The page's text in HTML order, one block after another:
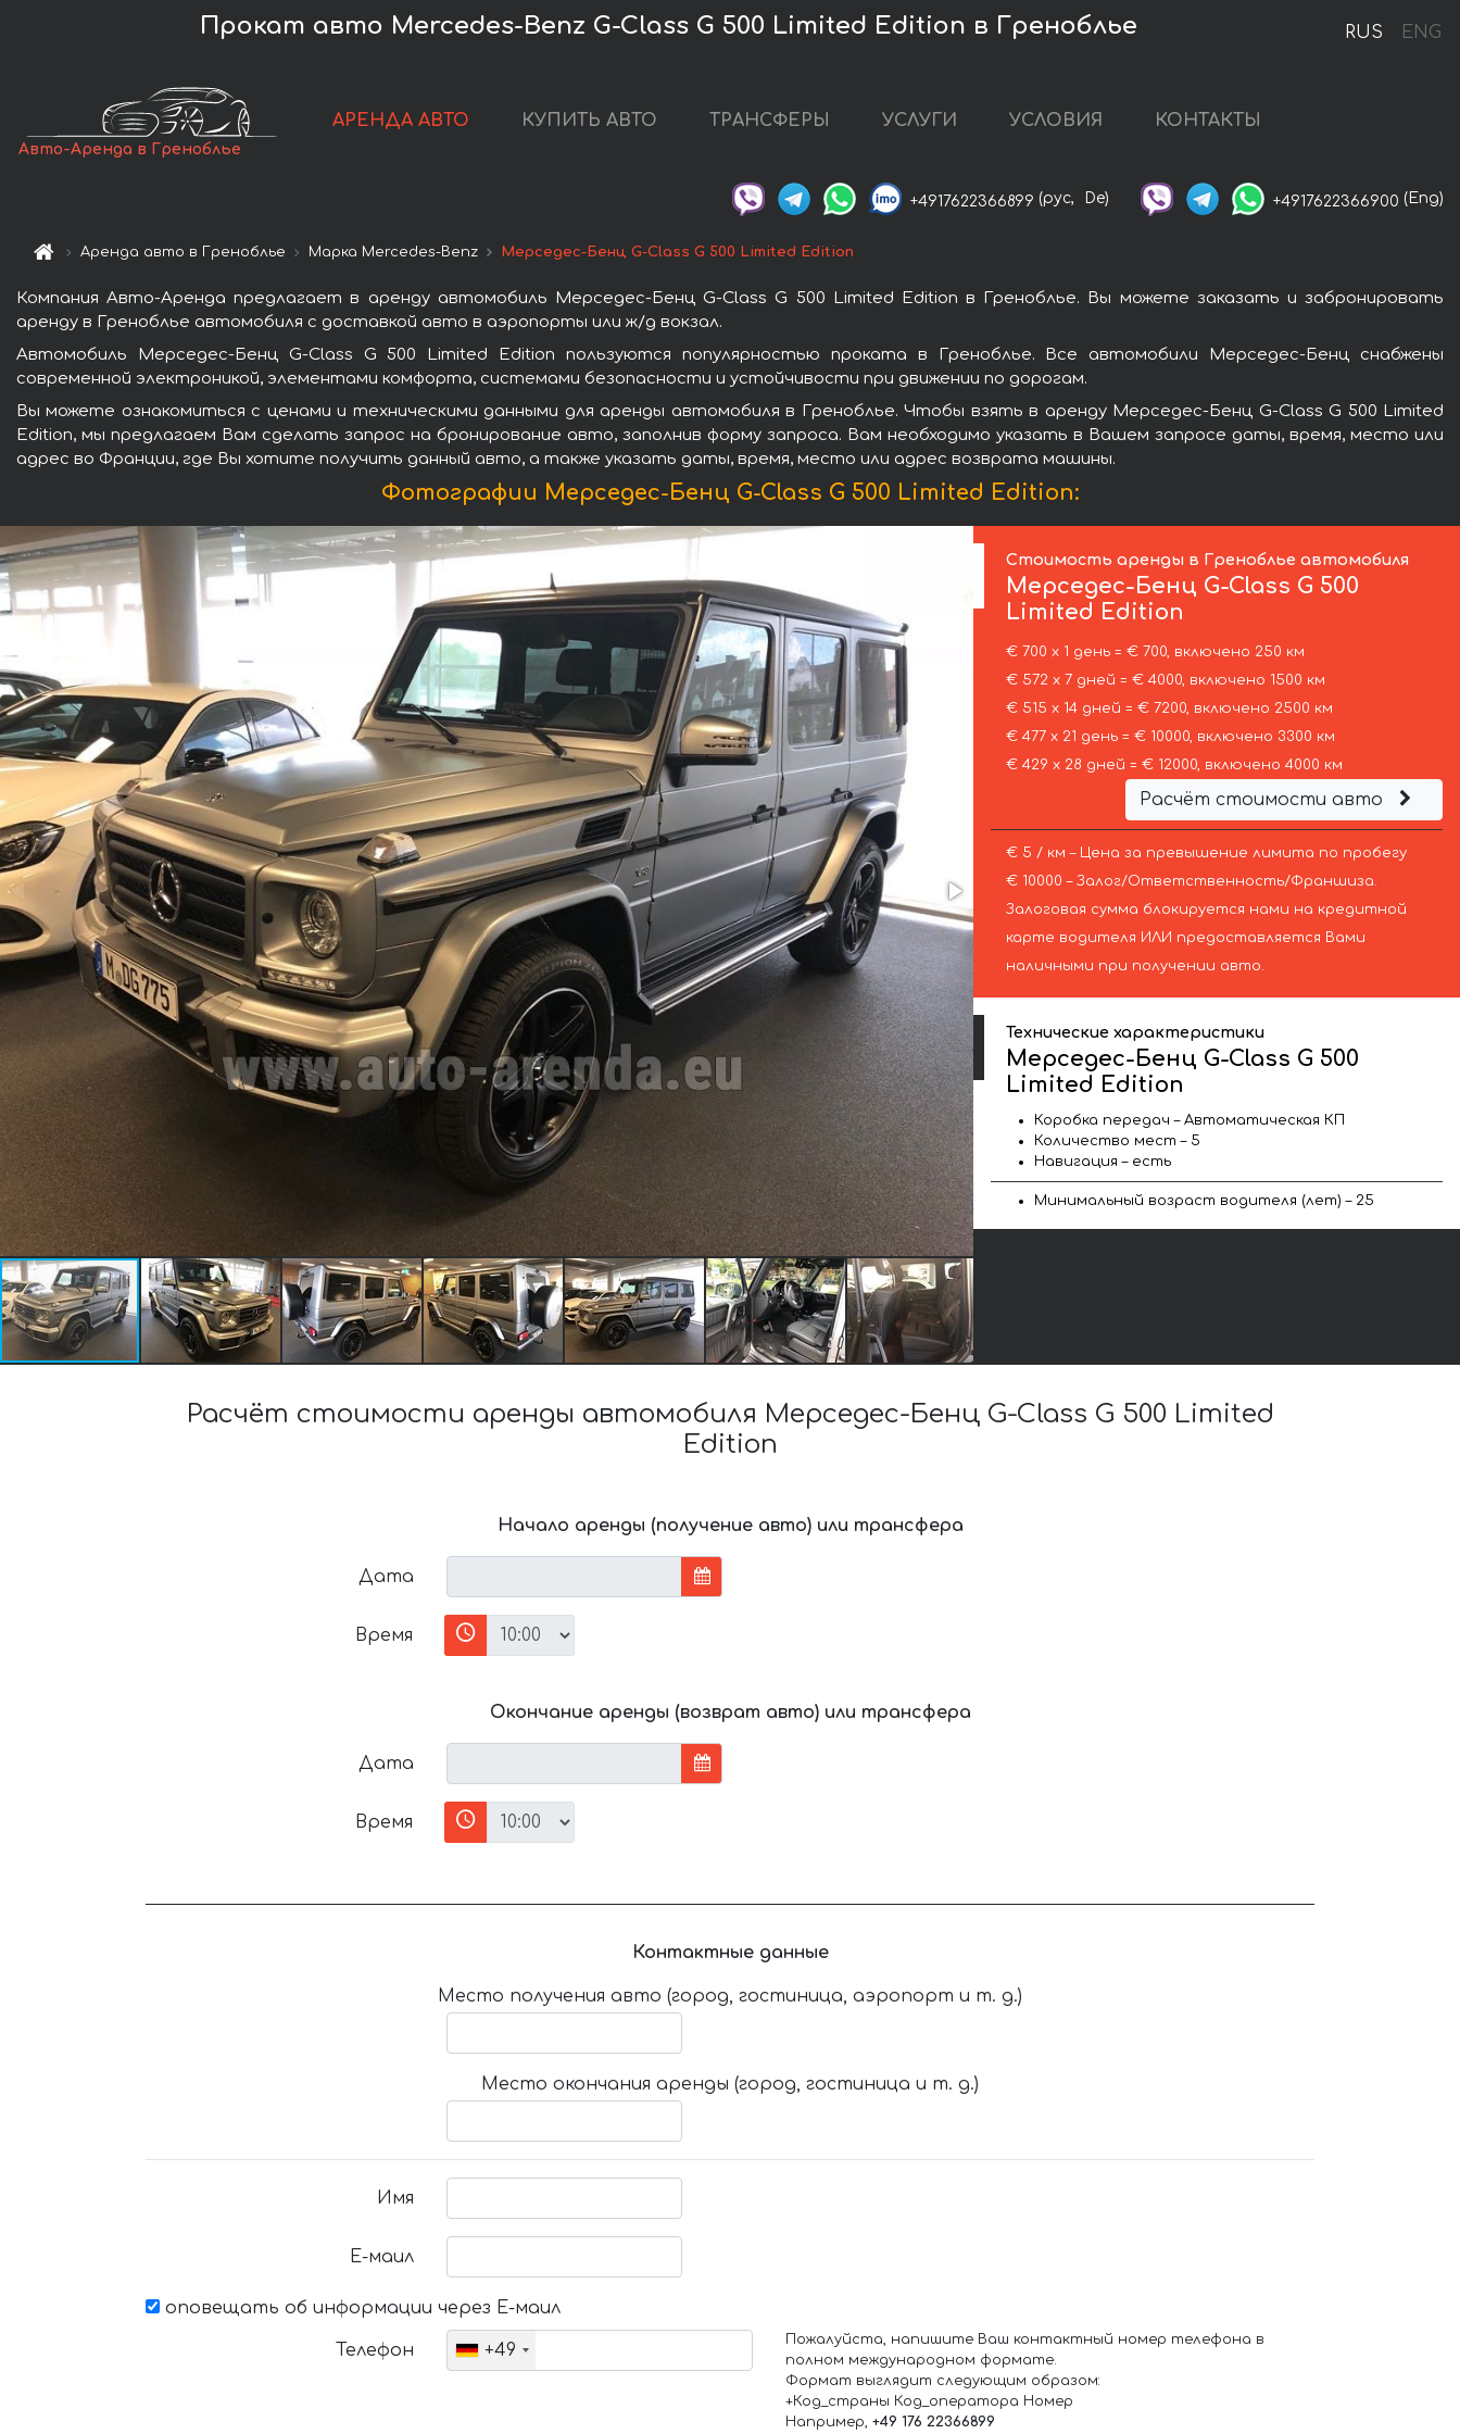
RUS ENG
Прокат авто Mercedes-Benz G-Class G 500 Limited Edition в Греноблье
Авто-Аренда в Греноблье
АРЕНДА АВТО КУПИТЬ АВТО ТРАНСФЕРЫ УСЛУГИ УСЛОВИЯ КОНТАКТЫ
+4917622366899 (рус, De) +4917622366900 (Eng)
Аренда авто в Греноблье Марка Mercedes-Benz Мерседес-Бенц G-Class G 500 Limited Edition
Компания Авто-Аренда предлагает в аренду автомобиль Мерседес-Бенц G-Class G 500 Limited Edition в Греноблье. Вы можете заказать и забронировать
аренду в Греноблье автомобиля с доставкой авто в аэропорты или ж/д вокзал.
Автомобиль Мерседес-Бенц G-Class G 500 Limited Edition пользуются популярностью проката в Греноблье. Все автомобили Мерседес-Бенц снабжены
современной электроникой, элементами комфорта, системами безопасности и устойчивости при движении по дорогам.
Вы можете ознакомиться с ценами и техническими данными для аренды автомобиля в Греноблье. Чтобы взять в аренду Мерседес-Бенц G-Class G 500 Limited
Edition, мы предлагаем Вам сделать запрос на бронирование авто, заполнив форму запроса. Вам необходимо указать в Вашем запросе даты, время, место или
адрес во Франции, где Вы хотите получить данный авто, а также указать даты, время, место или адрес возврата машины.
Фотографии Мерседес-Бенц G-Class G 500 Limited Edition:
Стоимость аренды в Греноблье автомобиля
Мерседес-Бенц G-Class G 500
Limited Edition
€ 700 х 1 день = € 700, включено 250 км
€ 572 х 7 дней = € 4000, включено 1500 км
€ 515 х 14 дней = € 7200, включено 2500 км
€ 477 х 21 день = € 10000, включено 3300 км
€ 429 х 28 дней = € 12000, включено 4000 км
Расчёт стоимости авто
€ 5 / км – Цена за превышение лимита по пробегу
€ 10000 – Залог/Ответственность/Франшиза.
Залоговая сумма блокируется нами на кредитной
карте водителя ИЛИ предоставляется Вами
наличными при получении авто.
Технические характеристики
Мерседес-Бенц G-Class G 500
Limited Edition
Коробка передач – Автоматическая КП
Количество мест – 5
Навигация – есть
Минимальный возраст водителя (лет) – 25
Расчёт стоимости аренды автомобиля Мерседес-Бенц G-Class G 500 Limited
Edition
Начало аренды (получение авто) или трансфера
Дата
Время
Окончание аренды (возврат авто) или трансфера
Дата
Время
Контактные данные
Место получения авто (город, гостиница, аэропорт и т. д.)
Место окончания аренды (город, гостиница и т. д.)
Имя
Е-маил
оповещать об информации через Е-маил
Телефон +49
Пожалуйста, напишите Ваш контактный номер телефона в
полном международном формате.
Формат выглядит следующим образом:
+Код_страны Код_оператора Номер
Например, +49 176 22366899